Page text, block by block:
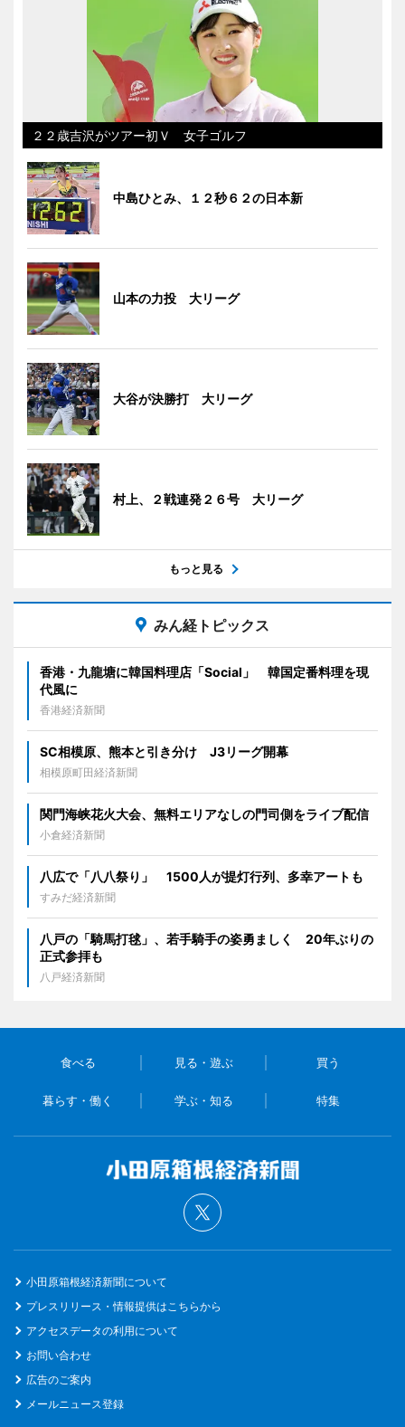
２２歳吉沢がツアー初Ｖ 女子ゴルフ
中島ひとみ、１２秒６２の日本新
山本の力投 大リーグ
大谷が決勝打 大リーグ
村上、２戦連発２６号 大リーグ
もっと見る
みん経トピックス
香港・九龍塘に韓国料理店「Social」 韓国定番料理を現
代風に
香港経済新聞
SC相模原、熊本と引き分け J3リーグ開幕
相模原町田経済新聞
関門海峡花火大会、無料エリアなしの門司側をライブ配信
小倉経済新聞
八広で「八八祭り」 1500人が提灯行列、多幸アートも
すみだ経済新聞
八戸の「騎馬打毬」、若手騎手の姿勇ましく 20年ぶりの
正式参拝も
八戸経済新聞
食べる 見る・遊ぶ 買う
暮らす・働く 学ぶ・知る 特集
小田原箱根経済新聞について
プレスリリース・情報提供はこちらから
アクセスデータの利用について
お問い合わせ
広告のご案内
メールニュース登録